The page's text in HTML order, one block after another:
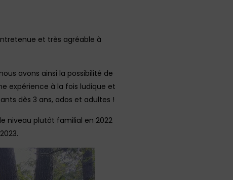
et très agréable à
avons ainsi la possibilité de
expérience à la fois ludique et
dès 3 ans, ados et adultes !
niveau plutôt familial en 2022